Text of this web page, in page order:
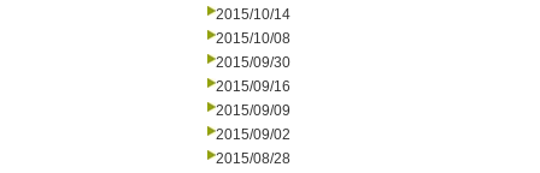
2015/10/14
2015/10/08
2015/09/30
2015/09/16
2015/09/09
2015/09/02
2015/08/28